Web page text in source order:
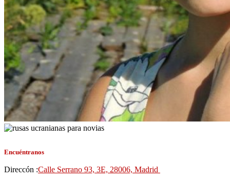
Encuéntranos
Direccón :Calle Serrano 93, 3E, 28006, Madrid